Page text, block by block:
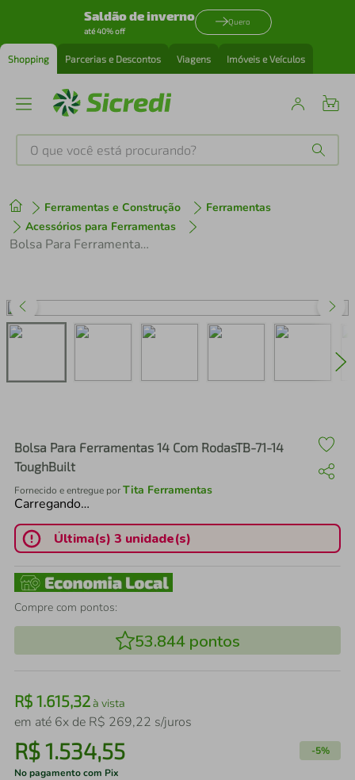
Saldão de inverno
até 40% off
Quero
Shopping Parcerias e Descontos Viagens Imóveis e Veículos
O que você está procurando?
Ferramentas e Construção
Ferramentas
Acessórios para Ferramentas
Bolsa Para Ferramentas 14 Com RodasTB-71-14 ToughBuilt
Bolsa Para Ferramentas 14 Com RodasTB-71-14
ToughBuilt
Fornecido e entregue porTita Ferramentas
Carregando…
Última(s) 3 unidade(s)
Compre com pontos:
53.844pontos
R$ 1.615,32à vista
em até 6x de R$ 269,22 s/juros
R$1.534,55 -5%
No pagamento com Pix
1º tenis